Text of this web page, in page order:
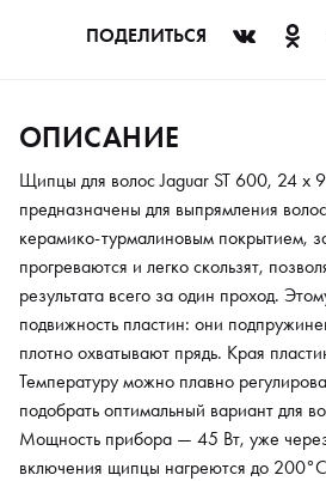
типа. Мощность прибора — 45 Вт, уже
включения щипцы нагреются до
точный контроль уровня нагрева. 3-
предоставит свободу движений. За
система автоматического отключения,
через 60 минут работы. Щипцы
100 - 240 В, что позволит брать их с
использовать практически в любой
ПОДЕЛИТЬСЯ
ОПИСАНИЕ
Щипцы для волос Jaguar ST 600, 24 х
предназначены для выпрямления
керамико-турмалиновым покрытием,
прогреваются и легко скользят,
результата всего за один проход.
подвижность пластин: они
плотно охватывают прядь. Края
Температуру можно плавно
подобрать оптимальный вариант для
Мощность прибора — 45 Вт, уже
включения щипцы нагреются до